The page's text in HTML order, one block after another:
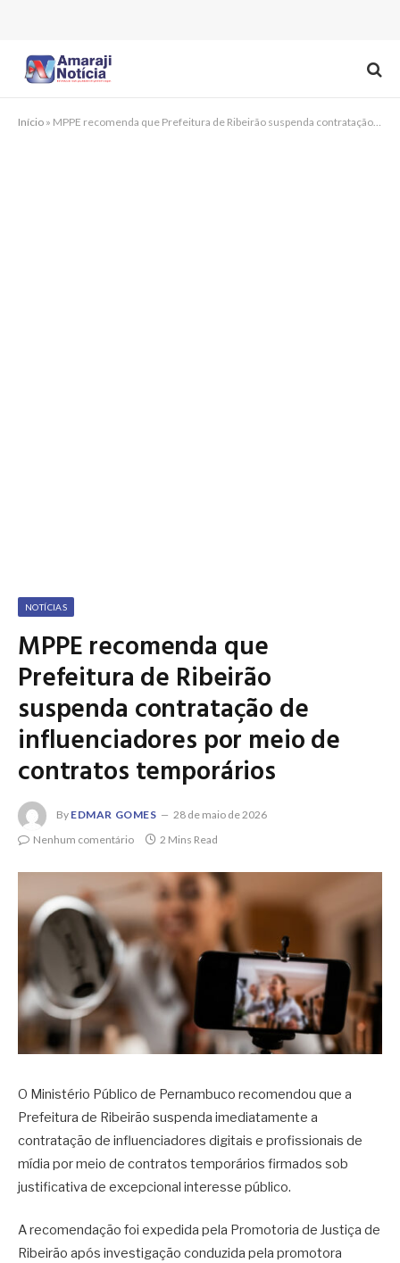
Início » MPPE recomenda que Prefeitura de Ribeirão suspenda contratação de influenciadores por meio de contratos temporários
NOTÍCIAS
MPPE recomenda que
Prefeitura de Ribeirão
suspenda contratação de
influenciadores por meio de
contratos temporários
By EDMAR GOMES
28 de maio de 2026
Nenhum comentário
2 Mins Read
O Ministério Público de Pernambuco recomendou que a
Prefeitura de Ribeirão suspenda imediatamente a
contratação de influenciadores digitais e profissionais de
mídia por meio de contratos temporários firmados sob
justificativa de excepcional interesse público.
A recomendação foi expedida pela Promotoria de Justiça de
Ribeirão após investigação conduzida pela promotora